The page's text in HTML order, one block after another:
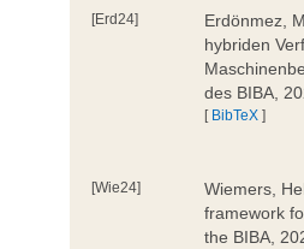
[Erd24]
Erdönmez,
hybriden
des BIBA,
[ BibTeX ]
[Wie24]
Wiemers,
framework
the BIBA,